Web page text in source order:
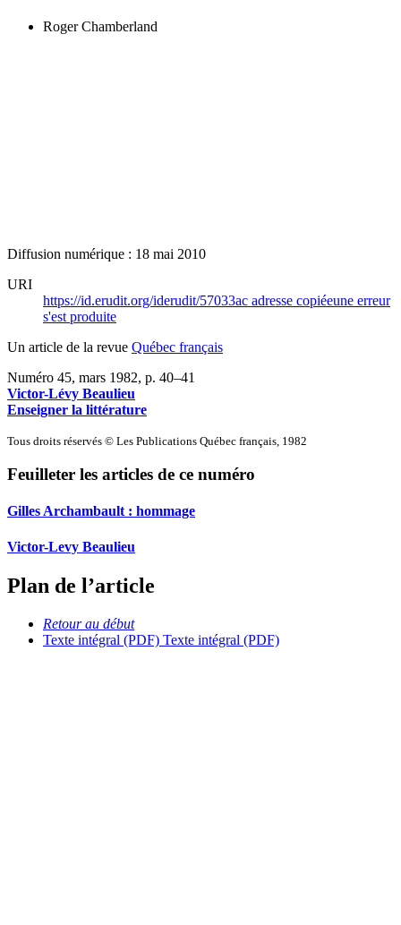
Roger Chamberland
Diffusion numérique : 18 mai 2010
URI
https://id.erudit.org/iderudit/57033ac adresse copiéeune erreur
s'est produite
Un article de la revue Québec français
Numéro 45, mars 1982, p. 40–41
Victor-Lévy Beaulieu
Enseigner la littérature
Tous droits réservés © Les Publications Québec français, 1982
Feuilleter les articles de ce numéro
Gilles Archambault : hommage
Victor-Levy Beaulieu
Plan de l’article
Retour au début
Texte intégral (PDF) Texte intégral (PDF)